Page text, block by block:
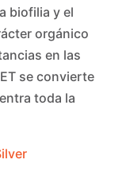
biofilia y el
orgánico
en las
se convierte
toda la